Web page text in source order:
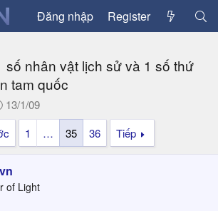
Đăng nhập Register
số nhân vật lịch sử và 1 số thứ
tam quốc
N
g
à
y
ử
i
13/1/09
1 … 35 36 Tiếp
of Light